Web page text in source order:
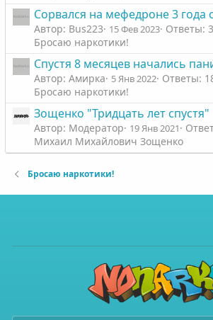
Сорвался на мефедроне 3 года
Автор: Bus223 15 Фев 2023 Ответы:
Бросаю наркотики!
Спустя 8 месяцев начались
Автор: Амирка 5 Янв 2022 Ответы:
Бросаю наркотики!
Зощенко "Тридцать лет спустя"
Автор: Модератор 19 Янв 2021
Михаил Михайлович Зощенко
Бросаю наркотики!